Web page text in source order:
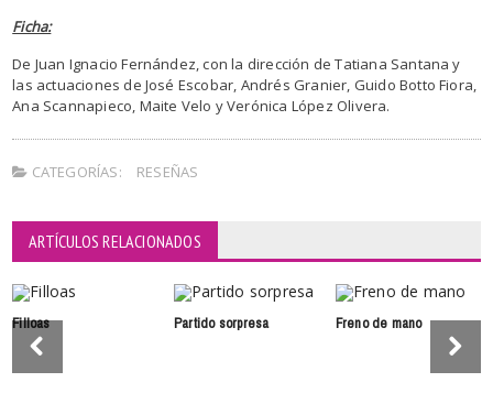
Ficha:
De Juan Ignacio Fernández, con la dirección de Tatiana Santana y
las actuaciones de José Escobar, Andrés Granier, Guido Botto Fiora,
Ana Scannapieco, Maite Velo y Verónica López Olivera.
CATEGORÍAS: RESEÑAS
ARTÍCULOS RELACIONADOS
Filloas Partido sorpresa Freno de mano